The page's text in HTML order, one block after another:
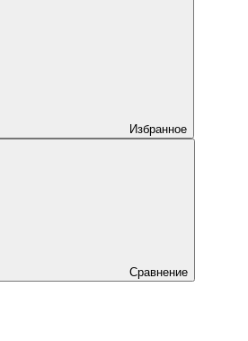
Избранное
Сравнение